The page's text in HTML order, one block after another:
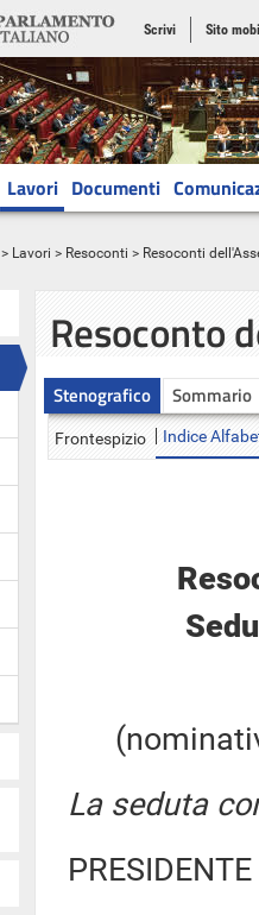
Scrivi Sito
Lavori Documenti
> Lavori > Resoconti > Resoconti
Resoconto
Stenografico Sommario
Frontespizio Indice
La seduta